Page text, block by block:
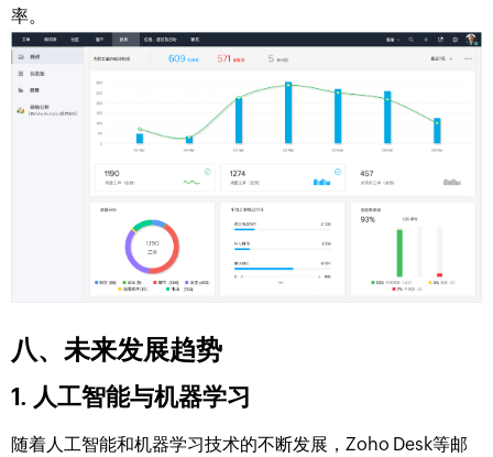
率。
八、未来发展趋势
1. 人工智能与机器学习
随着人工智能和机器学习技术的不断发展，Zoho Desk等邮